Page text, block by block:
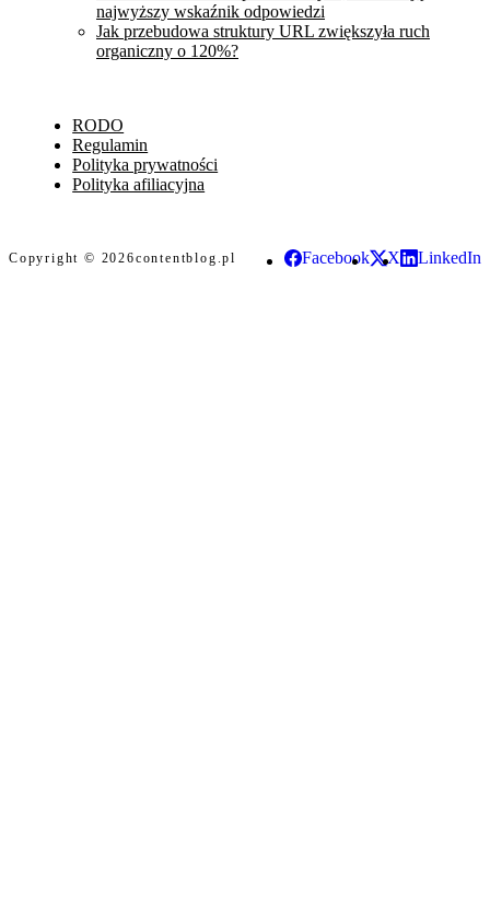
najwyższy wskaźnik odpowiedzi
Jak przebudowa struktury URL zwiększyła ruch
organiczny o 120%?
RODO
Regulamin
Polityka prywatności
Polityka afiliacyjna
Copyright © 2026contentblog.pl Facebook X LinkedIn